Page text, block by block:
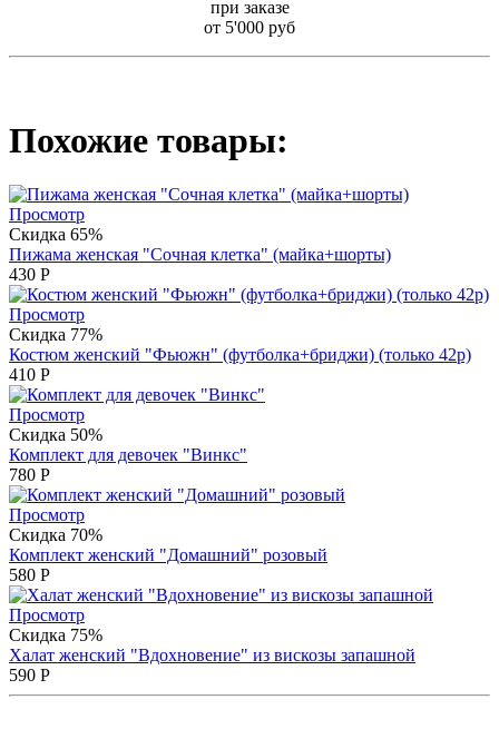
при заказе
от 5'000 руб
Похожие товары:
Просмотр
Скидка 65%
Пижама женская "Сочная клетка" (майка+шорты)
430 Р
Просмотр
Скидка 77%
Костюм женский "Фьюжн" (футболка+бриджи) (только 42р)
410 Р
Просмотр
Скидка 50%
Комплект для девочек "Винкс"
780 Р
Просмотр
Скидка 70%
Комплект женский "Домашний" розовый
580 Р
Просмотр
Скидка 75%
Халат женский "Вдохновение" из вискозы запашной
590 Р